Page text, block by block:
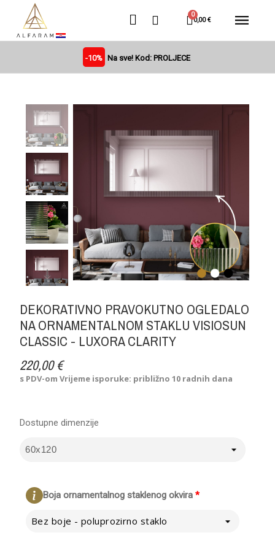
0,00 €
-10% Na sve! Kod: PROLJECE
DEKORATIVNO PRAVOKUTNO OGLEDALO
NA ORNAMENTALNOM STAKLU VISIOSUN
CLASSIC - LUXORA CLARITY
220,00 €
s PDV-omVrijeme isporuke: približno 10 radnih dana
*
Boja ornamentalnog staklenog okvira
Bez boje - poluprozirno staklo
Dostupne dimenzije